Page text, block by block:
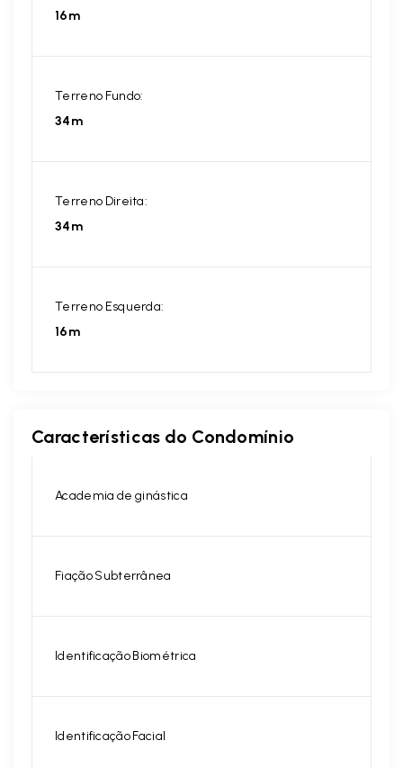
16m
Terreno Fundo:
34m
Terreno Direita:
34m
Terreno Esquerda:
16m
Características do Condomínio
Academia de ginástica
Fiação Subterrânea
Identificação Biométrica
Identificação Facial